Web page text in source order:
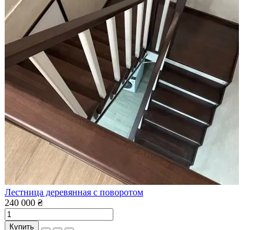
Лестница деревянная с поворотом
240 000 ₴
Купить